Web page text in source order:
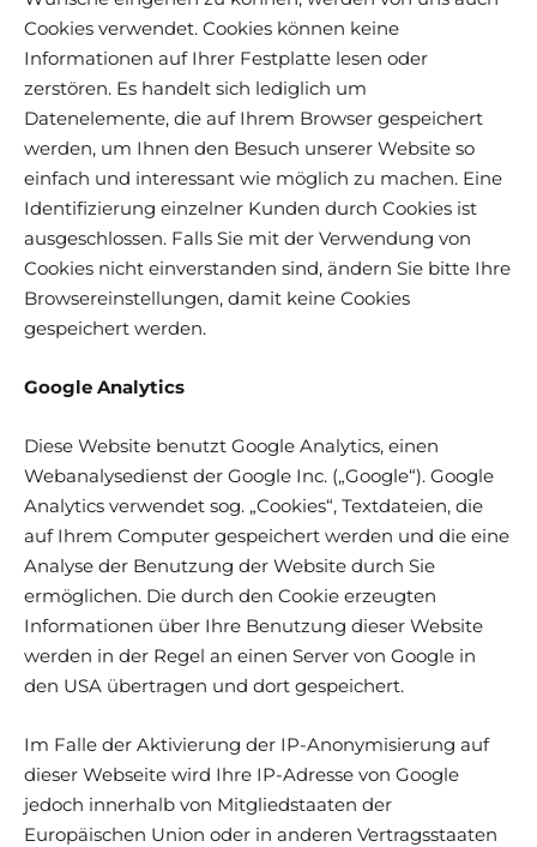
Cookies verwendet. Cookies können keine
Informationen auf Ihrer Festplatte lesen oder
zerstören. Es handelt sich lediglich um
Datenelemente, die auf Ihrem Browser gespeichert
werden, um Ihnen den Besuch unserer Website so
einfach und interessant wie möglich zu machen. Eine
Identifizierung einzelner Kunden durch Cookies ist
ausgeschlossen. Falls Sie mit der Verwendung von
Cookies nicht einverstanden sind, ändern Sie bitte Ihre
Browsereinstellungen, damit keine Cookies
gespeichert werden.
Google Analytics
Diese Website benutzt Google Analytics, einen
Webanalysedienst der Google Inc. („Google“). Google
Analytics verwendet sog. „Cookies“, Textdateien, die
auf Ihrem Computer gespeichert werden und die eine
Analyse der Benutzung der Website durch Sie
ermöglichen. Die durch den Cookie erzeugten
Informationen über Ihre Benutzung dieser Website
werden in der Regel an einen Server von Google in
den USA übertragen und dort gespeichert.
Im Falle der Aktivierung der IP-Anonymisierung auf
dieser Webseite wird Ihre IP-Adresse von Google
jedoch innerhalb von Mitgliedstaaten der
Europäischen Union oder in anderen Vertragsstaaten